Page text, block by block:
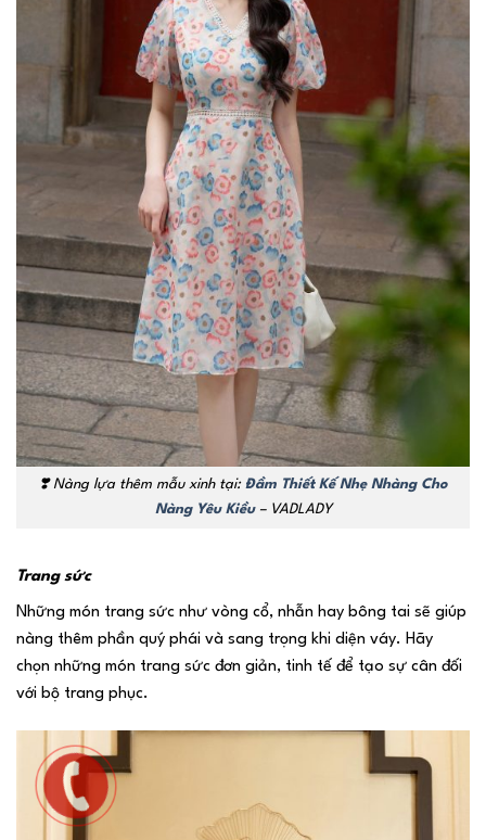
❣️ Nàng lựa thêm mẫu xinh tại: Đầm Thiết Kế Nhẹ Nhàng Cho
Nàng Yêu Kiều– VADLADY
Trang sức
Những món trang sức như vòng cổ, nhẫn hay bông tai sẽ giúp
nàng thêm phần quý phái và sang trọng khi diện váy. Hãy
chọn những món trang sức đơn giản, tinh tế để tạo sự cân đối
với bộ trang phục.